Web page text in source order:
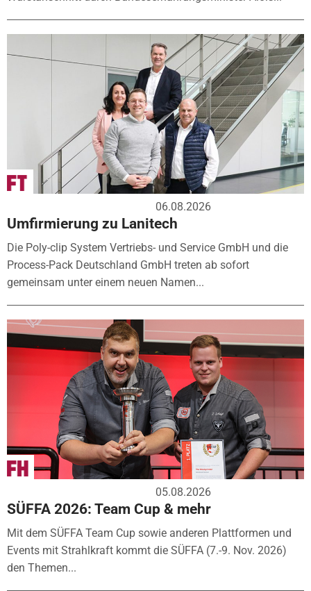
06.08.2026
Umfirmierung zu Lanitech
Die Poly-clip System Vertriebs- und Service GmbH und die
Process-Pack Deutschland GmbH treten ab sofort
gemeinsam unter einem neuen Namen...
05.08.2026
SÜFFA 2026: Team Cup & mehr
Mit dem SÜFFA Team Cup sowie anderen Plattformen und
Events mit Strahlkraft kommt die SÜFFA (7.-9. Nov. 2026)
den Themen...